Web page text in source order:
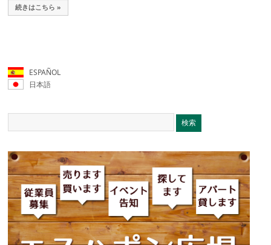
続きはこちら »
ESPAÑOL
日本語